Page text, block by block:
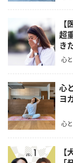
超
き
心
心
ヨ
心